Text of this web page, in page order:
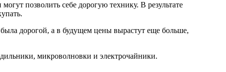
позволить себе дорогую технику. В результате
дорогой, а в будущем цены вырастут еще больше,
микроволновки и электрочайники.